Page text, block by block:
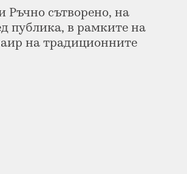
Ръчно сътворено, на
публика, в рамките на
на традиционните